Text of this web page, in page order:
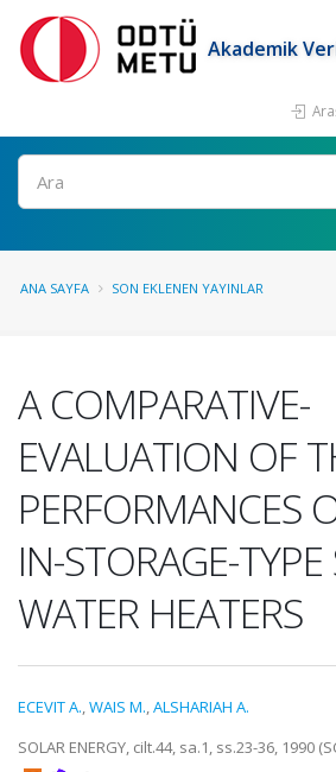
Akademik
Ara
ANA SAYFA SON EKLENEN YAYINLAR
A COMPARATIVE-
EVALUATION OF
PERFORMANCES
IN-STORAGE-
WATER HEATERS
ECEVIT A.,WAIS M.,ALSHARIAH A.
SOLAR ENERGY, cilt.44, sa.1, ss.23-36, 1990